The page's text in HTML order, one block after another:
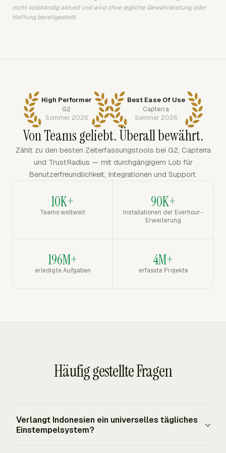
nicht vollständig aktuell und wird ohne jegliche Gewährleistung oder
Haftung bereitgestellt.
High Performer
G2
Sommer 2026
Best Ease Of Use
Capterra
Sommer 2026
Von Teams geliebt. Überall bewährt.
Zählt zu den besten Zeiterfassungstools bei G2, Capterra
und TrustRadius — mit durchgängigem Lob für
Benutzerfreundlichkeit, Integrationen und Support.
10K+
Teams weltweit
90K+
Installationen der Everhour-
Erweiterung
196M+
erledigte Aufgaben
4M+
erfasste Projekte
Häufig gestellte Fragen
Verlangt Indonesien ein universelles tägliches
Einstempelsystem?